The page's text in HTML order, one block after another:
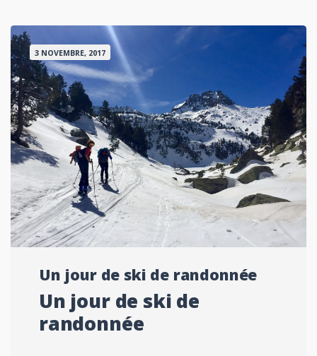
3 NOVEMBRE, 2017
Un jour de ski de randonnée
Un jour de ski de
randonnée